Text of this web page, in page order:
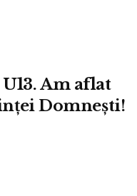
Am aflat
Domnești!